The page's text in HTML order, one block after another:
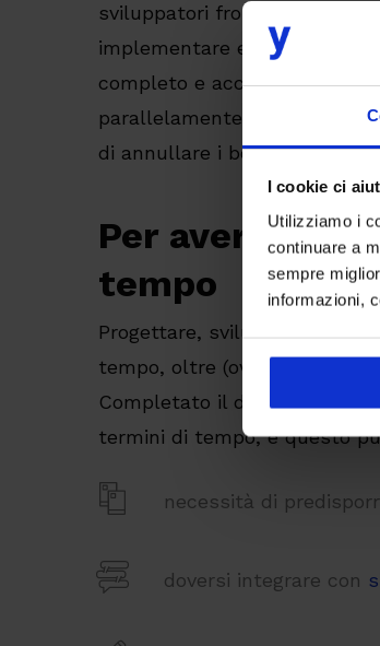
I cookie ci
Utilizziamo i
continuare a
sempre
informazioni,
sviluppatori frontend, infatti,
implementare e testare le
completo e accurato, ma se
parallelamente, si può
di annullare i benefici della
Per avere API
tempo
Progettare, sviluppare,
tempo, oltre (ovviamente) a
Completato il design, è
termini di tempo, e questo
necessità di
doversi integrare con